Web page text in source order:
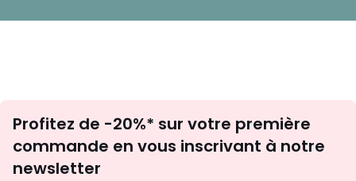
newsletter
Profitez de -20%* sur votre première
commande en vous inscrivant à notre
newsletter